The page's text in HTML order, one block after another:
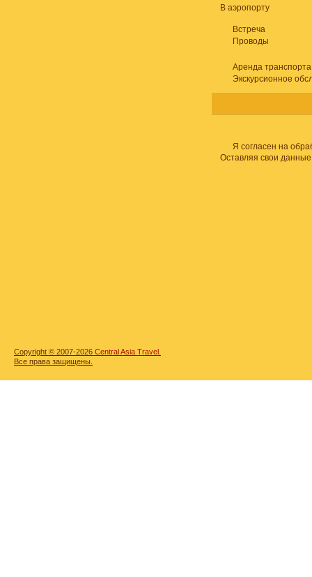
В аэропорту
Встреча
Проводы
Аренда транспорта
Экскурсионное
Я согласен на
Оставляя свои
Copyright © 2007-2026 Central Asia Travel.
Все права защищены.